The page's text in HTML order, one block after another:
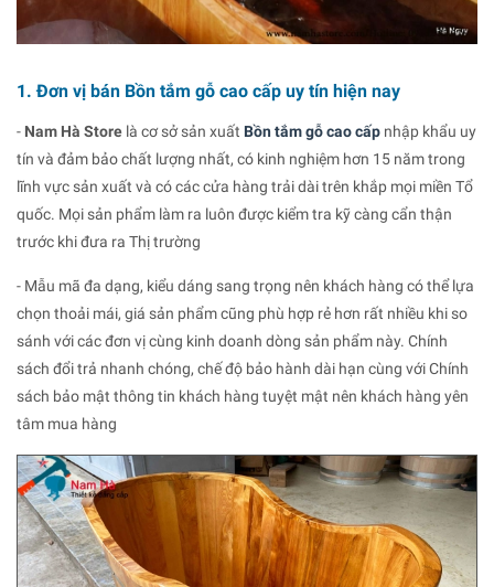
1. Đơn vị bán Bồn tắm gỗ cao cấp uy tín hiện nay
- Nam Hà Store là cơ sở sản xuất Bồn tắm gỗ cao cấp nhập khẩu uy
tín và đảm bảo chất lượng nhất, có kinh nghiệm hơn 15 năm trong
lĩnh vực sản xuất và có các cửa hàng trải dài trên khắp mọi miền Tổ
quốc. Mọi sản phẩm làm ra luôn được kiểm tra kỹ càng cẩn thận
trước khi đưa ra Thị trường
- Mẫu mã đa dạng, kiểu dáng sang trọng nên khách hàng có thể lựa
chọn thoải mái, giá sản phẩm cũng phù hợp rẻ hơn rất nhiều khi so
sánh với các đơn vị cùng kinh doanh dòng sản phẩm này. Chính
sách đổi trả nhanh chóng, chế độ bảo hành dài hạn cùng với Chính
sách bảo mật thông tin khách hàng tuyệt mật nên khách hàng yên
tâm mua hàng